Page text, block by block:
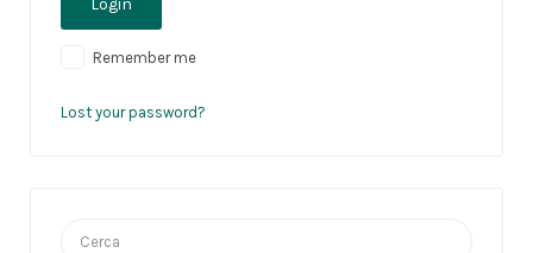
Remember me
Lost your password?